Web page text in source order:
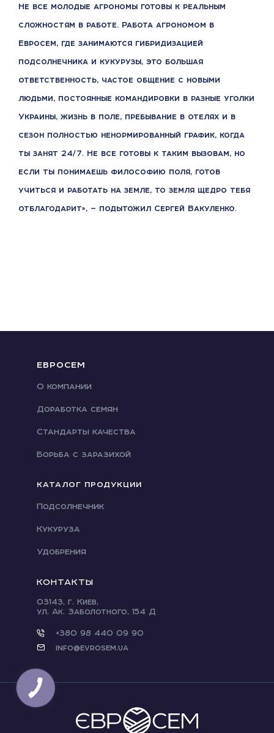
Не все молодые агрономы готовы к реальным
сложностям в работе. Работа агрономом в
Евросем, где занимаются гибридизацией
подсолнечника и кукурузы, это большая
ответственность, частое общение с новыми
людьми, постоянные командировки в разные уголки
Украины, жизнь в поле, пребывание в отелях и в
сезон полностью ненормированный график, когда
ты занят 24/7. Не все готовы к таким вызовам, но
если ты понимаешь философию поля, готов
учиться и работать на земле, то земля щедро тебя
отблагодарит», — подытожил Сергей Вакуленко.
ЕВРОСЕМ
О компании
Доработка семян
Стандарты качества
Борьба с заразихой
КАТАЛОГ ПРОДУКЦИИ
Подсолнечник
Кукуруза
Удобрения
КОНТАКТЫ
03143, г. Киев,
ул. Ак. Заболотного, 154 Д
+380 98 440 09 90
info@evrosem.ua
КНОПКА
ЗВ'ЯЗКУ